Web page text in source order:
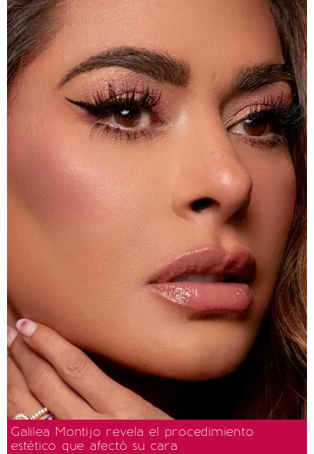
Galilea Montijo revela el procedimiento
estético que afectó su cara